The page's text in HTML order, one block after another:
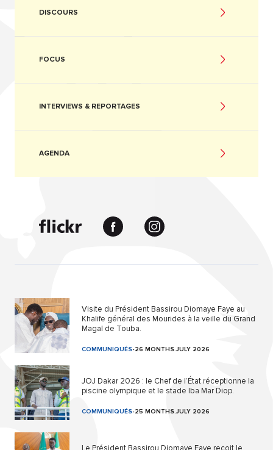
DISCOURS
FOCUS
INTERVIEWS & REPORTAGES
AGENDA
Visite du Président Bassirou Diomaye Faye au
Khalife général des Mourides à la veille du Grand
Magal de Touba.
COMMUNIQUÉS-26 MONTHS.JULY 2026
JOJ Dakar 2026 : le Chef de l’État réceptionne la
piscine olympique et le stade Iba Mar Diop.
COMMUNIQUÉS-25 MONTHS.JULY 2026